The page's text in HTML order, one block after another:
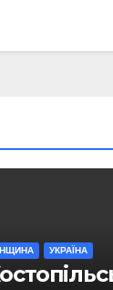
УКРАЇНА